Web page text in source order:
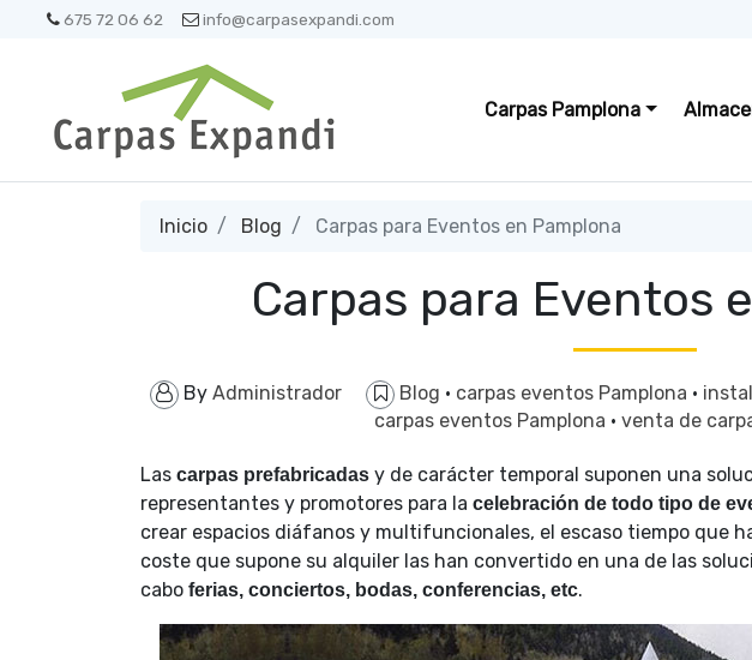
675 72 06 62 info@carpasexpandi.com
Carpas Pamplona
Inicio Blog Carpas para Eventos en Pamplona
Carpas para Eventos
By Administrador Blog · carpas eventos Pamplona ·
carpas eventos Pamplona · venta de
Las carpas prefabricadas y de carácter temporal suponen una
representantes y promotores para la celebración de todo tipo de
crear espacios diáfanos y multifuncionales, el escaso tiempo que
coste que supone su alquiler las han convertido en una de las
cabo ferias, conciertos, bodas, conferencias, etc.